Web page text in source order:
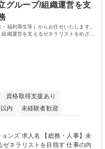
広報関連業務を行っておりま
グループ/組織運営を支
福利厚生等）からお任せいたします。
織運営を支えるゼネラリストをめざせ
資格取得支援あり
内
未経験者歓迎
土日祝休み 寮・社宅あり
人事】未
リストを目指す 仕事の内